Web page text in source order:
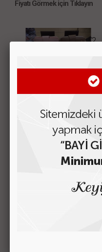
Fiyatı Görmek için Tıklayın
WOMEN DESIGN CÜZDAN
Fiyatı Görmek için Tıklayın